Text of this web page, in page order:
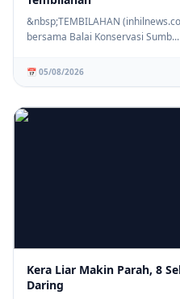
⚡ PENDIDIKAN
SD IT Tunas Harapan Gelar
Karakter Siswa yang Peduli
&nbsp;TEMBILAHAN
bersama Balai Konservasi Sumb...
📅 05/08/2026
Kera Liar Makin Parah, 8
Daring